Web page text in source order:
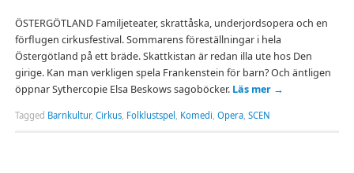
ÖSTERGÖTLAND Familjeteater, skrattåska, underjordsopera och en
förflugen cirkusfestival. Sommarens föreställningar i hela
Östergötland på ett bräde. Skattkistan är redan illa ute hos Den
girige. Kan man verkligen spela Frankenstein för barn? Och äntligen
öppnar Sythercopie Elsa Beskows sagoböcker. Läs mer →
Tagged Barnkultur, Cirkus, Folklustspel Komedi Opera, SCEN